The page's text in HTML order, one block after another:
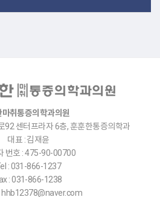
취통증의학과의원
92 센터프라자 6층, 훈훈한통증의학과
대표 : 김재윤
번호 : 475-90-00700
: 031-866-1237
: 031-866-1238
hhb12378@naver.com